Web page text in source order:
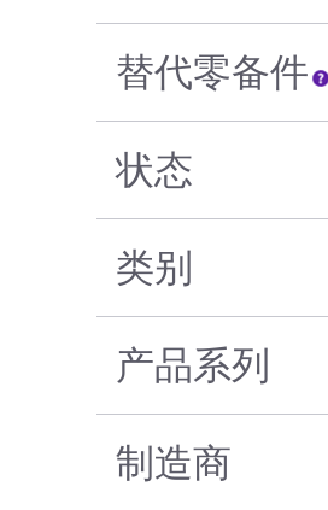
替代零备件
状态
类别
产品系列
制造商